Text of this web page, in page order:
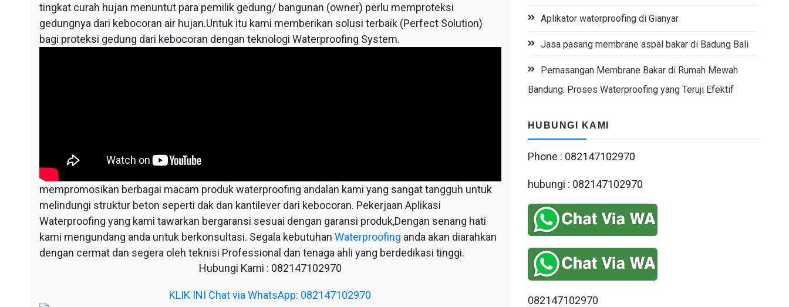
tingkat curah hujan menuntut para pemilik gedung/ bangunan (owner) perlu memproteksi
gedungnya dari kebocoran air hujan.Untuk itu kami memberikan solusi terbaik (Perfect Solution)
bagi proteksi gedung dari kebocoran dengan teknologi Waterproofing System.
mempromosikan berbagai macam produk waterproofing andalan kami yang sangat tangguh untuk
melindungi struktur beton seperti dak dan kantilever dari kebocoran. Pekerjaan Aplikasi
Waterproofing yang kami tawarkan bergaransi sesuai dengan garansi produk,Dengan senang hati
kami mengundang anda untuk berkonsultasi. Segala kebutuhan Waterproofing anda akan diarahkan
dengan cermat dan segera oleh teknisi Professional dan tenaga ahli yang berdedikasi tinggi.
Hubungi Kami : 082147102970
KLIK INI Chat via WhatsApp: 082147102970
Aplikator waterproofing di Gianyar
Jasa pasang membrane aspal bakar di Badung Bali
Pemasangan Membrane Bakar di Rumah Mewah
Bandung: Proses Waterproofing yang Teruji Efektif
HUBUNGI KAMI
Phone : 082147102970
hubungi : 082147102970
082147102970